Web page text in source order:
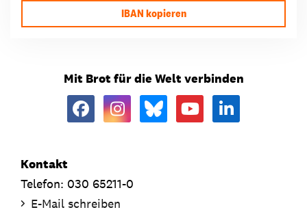
IBAN kopieren
Mit Brot für die Welt verbinden
Kontakt
Telefon: 030 65211-0
E-Mail schreiben